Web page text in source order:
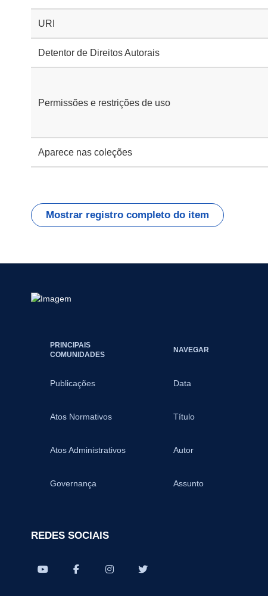
URI
Detentor de Direitos Autorais
Permissões e restrições de uso
Aparece nas coleções
Mostrar registro completo do item
PRINCIPAIS
COMUNIDADES
Publicações
Atos Normativos
Atos Administrativos
Governança
NAVEGAR
Data
Título
Autor
Assunto
REDES SOCIAIS